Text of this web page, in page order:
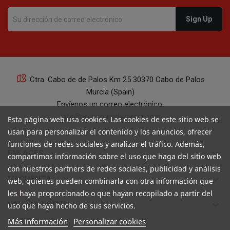
Ctra. Cabo de de Palos Km 25 30370 Cabo de Palos
Murcia (Spain)
Envíenos un correo electrónico:
info@yourspanishcorner.com
+34 647 29 98 21 de 9 a 14:30
ENLACES keyboard_arrow_down
MI CUENTA keyboard_arrow_down
VALORACIONES
Esta página web usa cookies. Las cookies de este sitio web se
usan para personalizar el contenido y los anuncios, ofrecer
funciones de redes sociales y analizar el tráfico. Además,
compartimos información sobre el uso que haga del sitio web
con nuestros partners de redes sociales, publicidad y análisis
web, quienes pueden combinarla con otra información que
les haya proporcionado o que hayan recopilado a partir del
uso que haya hecho de sus servicios.
Más información Personalizar cookies